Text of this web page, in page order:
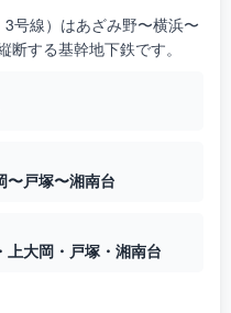
号線）はあざみ野〜横浜〜
する基幹地下鉄です。
〜戸塚〜湘南台
大岡・戸塚・湘南台